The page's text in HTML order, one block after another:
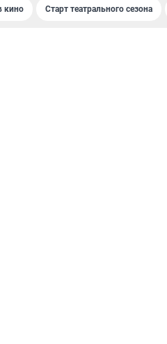
кино Старт театрального сезона